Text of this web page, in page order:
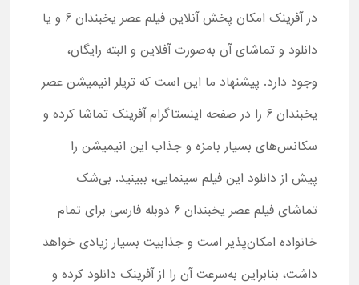
در آفرینک امکان پخش آنلاین فیلم عصر یخبندان 6 و یا
دانلود و تماشای آن به‌صورت آفلاین و البته رایگان،
وجود دارد. پیشنهاد ما این است که تریلر انیمیشن عصر
یخبندان 6 را در صفحه اینستاگرام آفرینک تماشا کرده و
سکانس‌های بسیار بامزه و جذاب این انیمیشن را
پیش از دانلود این فیلم سینمایی، ببینید. بی‌شک
تماشای فیلم عصر یخبندان 6 دوبله فارسی برای تمام
خانواده امکان‌پذیر است و جذابیت بسیار زیادی خواهد
داشت، بنابراین به‌سرعت آن را از آفرینک دانلود کرده و